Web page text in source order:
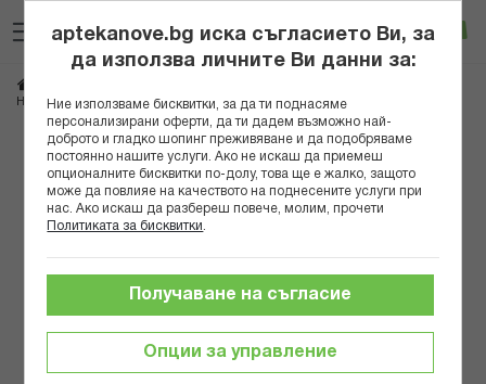
към
съдържанието
Вход
НИВЕА ПОЧИСТВАЩИ ТАМПОНИ ЗА ГРИМ Х 80 /42076/ А
Преминете
края
aptekanove.bg иска съгласието Ви, за
да използва личните Ви данни за:
Ние използваме бисквитки, за да ти поднасяме
персонализирани оферти, да ти дадем възможно най-
доброто и гладко шопинг преживяване и да подобряваме
постоянно нашите услуги. Ако не искаш да приемеш
опционалните бисквитки по-долу, това ще е жалко, защото
може да повлияе на качеството на поднесените услуги при
нас. Ако искаш да разбереш повече, молим, прочети
Политиката за бисквитки
Опции за управление
Получаване на съгласие